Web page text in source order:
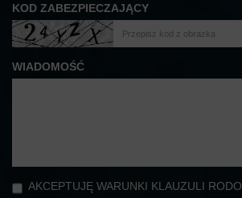
KOD ZABEZPIECZAJĄCY
WIADOMOŚĆ
AKCEPTUJĘ WARUNKI KLAUZULI RODO